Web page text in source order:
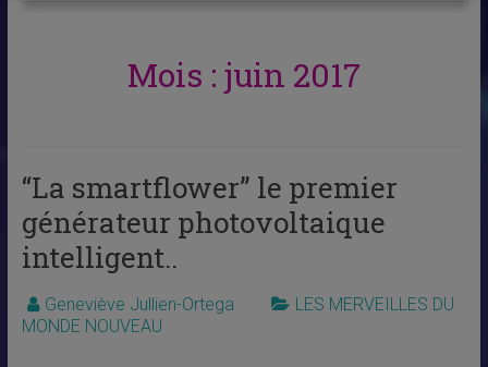
Mois : juin 2017
“La smartflower” le premier
générateur photovoltaique
intelligent..
Geneviève Jullien-Ortega
LES MERVEILLES DU
MONDE NOUVEAU